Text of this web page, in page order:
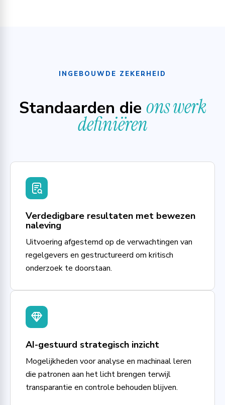
INGEBOUWDE ZEKERHEID
Standaarden die ons werk
definiëren
Verdedigbare resultaten met bewezen
naleving
Uitvoering afgestemd op de verwachtingen van
regelgevers en gestructureerd om kritisch
onderzoek te doorstaan.
AI-gestuurd strategisch inzicht
Mogelijkheden voor analyse en machinaal leren
die patronen aan het licht brengen terwijl
transparantie en controle behouden blijven.